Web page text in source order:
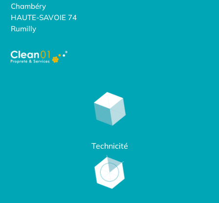
Chambéry
HAUTE-SAVOIE 74
Rumilly
Technicité